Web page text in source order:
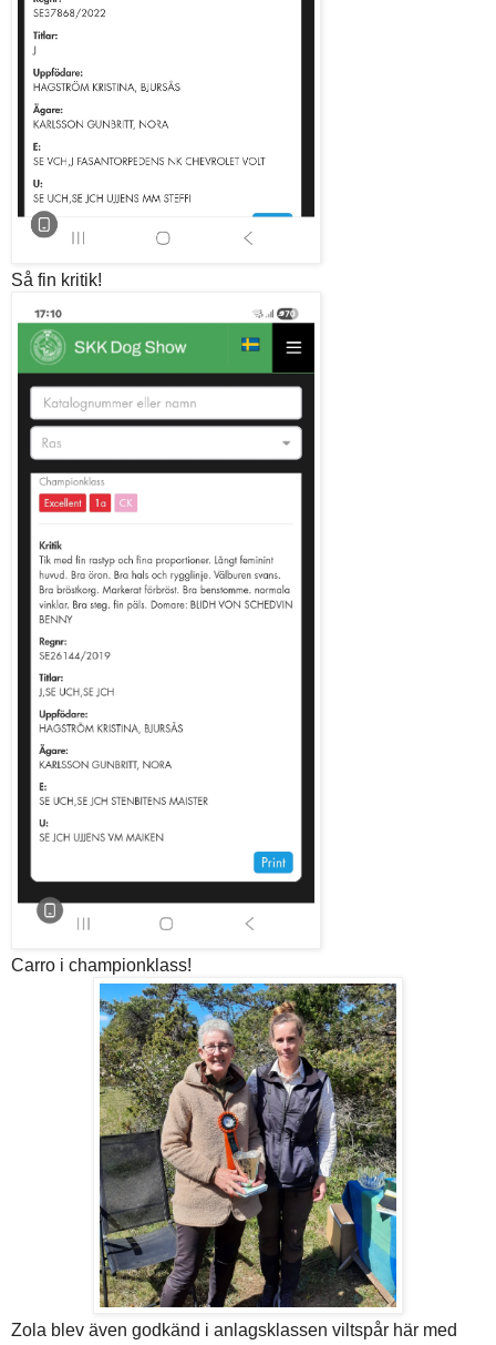
Så fin kritik!
Carro i championklass!
Zola blev även godkänd i anlagsklassen viltspår här med